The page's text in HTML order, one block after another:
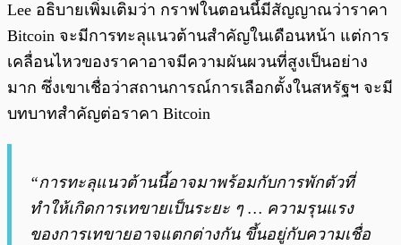
Lee อธิบายเพิ่มเติมว่า กราฟในตอนนี้มีสัญญาณว่าราคา
Bitcoin จะมีการทะลุแนวต้านสำคัญในเดือนหน้า แต่การ
เคลื่อนไหวของราคาอาจมีความผันผวนที่สูงเป็นอย่าง
มาก ซึ่งเขาเชื่อว่าสถานการณ์การเลือกตั้งในสหรัฐฯ จะมี
บทบาทสำคัญต่อราคา Bitcoin
“การทะลุแนวต้านนี้อาจมาพร้อมกับการพักตัวที่
ทำให้เกิดการเทขายเป็นระยะ ๆ … ความรุนแรง
ของการเทขายอาจแตกต่างกัน ขึ้นอยู่กับความเชื่อ